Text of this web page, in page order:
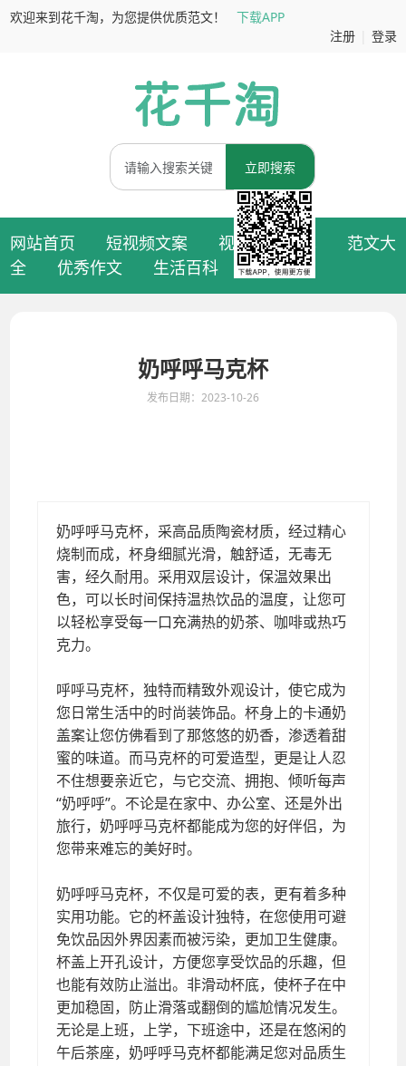
欢迎来到花千淘，为您提供优质范文！
下载APP
注册
登录
立即搜索
网站首页 短视频文案 视频拍摄脚本
范文大
全
优秀作文 生活百科
奶呼呼马克杯
发布日期：2023-10-26